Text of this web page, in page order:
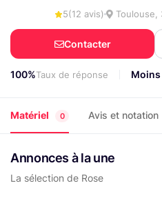
Nous
contacter
5(12 avis) Toulouse,
Contacter
100%Taux de réponse Moins
Matériel 0 Avis et notation
Annonces à la une
La sélection de Rose